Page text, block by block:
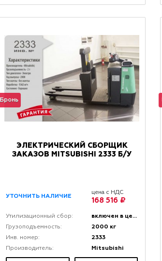
Бронь
ЭЛЕКТРИЧЕСКИЙ СБОРЩИК
ЗАКАЗОВ MITSUBISHI 2333 Б/У
УТОЧНИТЬ НАЛИЧИЕ
цена с НДС
168 516 ₽
Утилизационный сбор: включен в цену
Грузоподъемность: 2000 кг
Инв. номер: 2333
Производитель: Mitsubishi